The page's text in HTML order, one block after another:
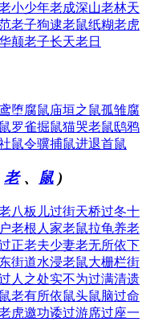
小少年老成深山老林天
老子狗逮老鼠纸糊老虎
颠老子长天老日
堕腐鼠庙垣之鼠孤雏腐
罗雀掘鼠猫哭老鼠鸱鸦
鼠令骥捕鼠进退首鼠
老、 鼠 )
八板儿过街天桥过冬十
老根人家老鼠拉龟养老
正老夫少妻老无所依下
街道水浸老鼠大栅栏街
人之处实不为过满清遗
老有所依鼠头鼠脑过命
虎邀功诿过游席过座一